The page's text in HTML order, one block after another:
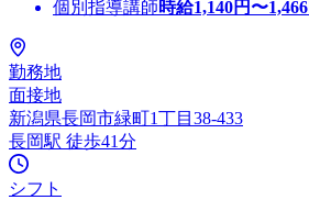
個別指導講師時給1,140円〜1,466
勤務地
面接地
新潟県長岡市緑町1丁目38-433
長岡駅 徒歩41分
シフト